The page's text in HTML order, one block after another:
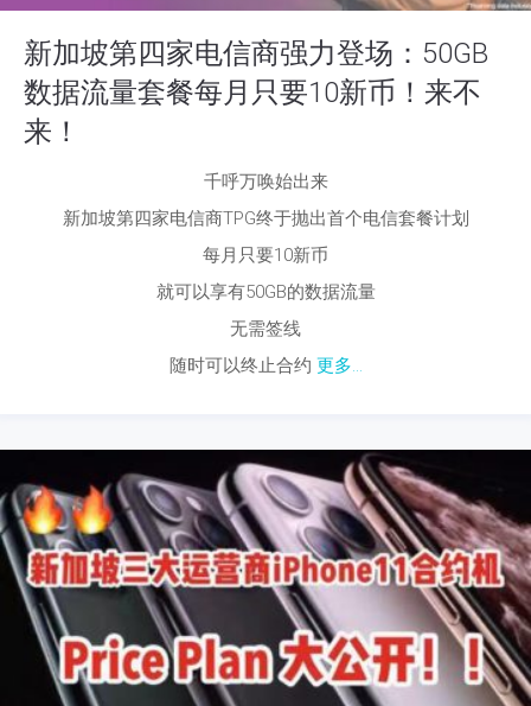
新加坡第四家电信商强力登场：50GB
数据流量套餐每月只要10新币！来不
来！
千呼万唤始出来
新加坡第四家电信商TPG终于抛出首个电信套餐计划
每月只要10新币
就可以享有50GB的数据流量
无需签线
随时可以终止合约 更多...